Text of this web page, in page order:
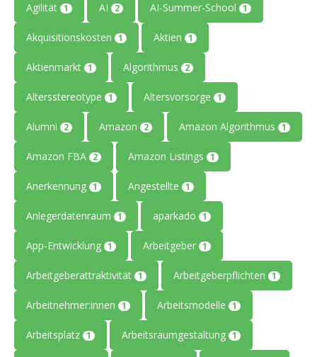
Agilität 1 AI 2 AI-Summer-School 1
Akquisitionskosten 1 Aktien 1
Aktienmarkt 1 Algorithmus 2
Altersstereotype 1 Altersvorsorge 1
Alumni 2 Amazon 2 Amazon Algorithmus 1
Amazon FBA 2 Amazon Listings 1
Anerkennung 1 Angestellte 1
Anlegerdatenraum 1 aparkado 1
App-Entwicklung 1 Arbeitgeber 1
Arbeitgeberattraktivität 1 Arbeitgeberpflichten 1
Arbeitnehmer:innen 1 Arbeitsmodelle 1
Arbeitsplatz 1 Arbeitsraumgestaltung 1